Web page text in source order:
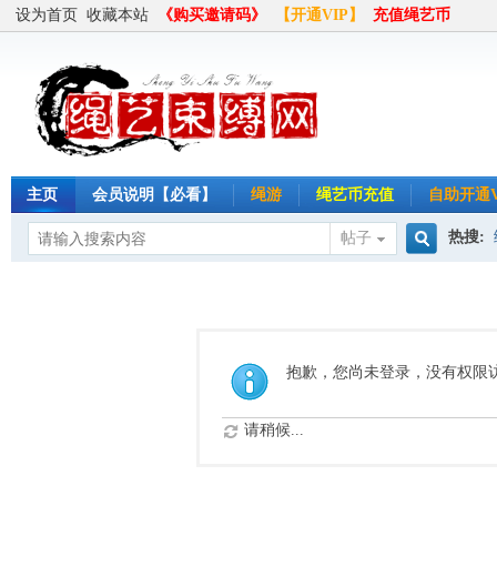
设为首页 收藏本站 《购买邀请码》 【开通VIP】 充值绳艺币
主页 会员说明【必看】 绳游 绳艺币充值 自助开通
帖子
索
热搜:
抱歉，您尚未登录，没有权限
请稍候...